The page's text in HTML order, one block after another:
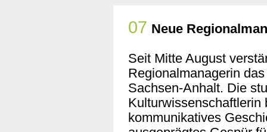
07 Neue
Seit Mitte August
Regionalmanagerin
Sachsen-Anhalt. Die
Kulturwissenschaftlerin
kommunikatives